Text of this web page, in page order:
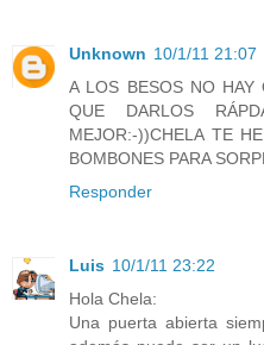
Unknown 10/1/11 21:07
A LOS BESOS NO HAY
QUE DARLOS
MEJOR:-))CHELA TE
BOMBONES PARA
Responder
Luis 10/1/11 23:22
Hola Chela:
Una puerta abierta